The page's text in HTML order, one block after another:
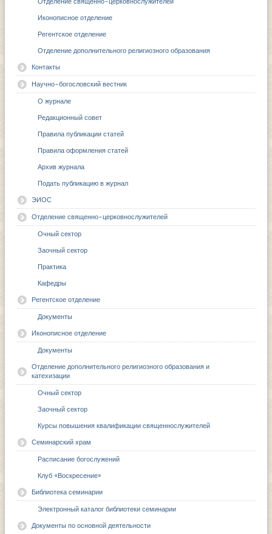
Отделение священно-церковнослужителей
Иконописное отделение
Регентское отделение
Отделение дополнительного религиозного образования
Контакты
Научно-богословский вестник
О журнале
Редакционный совет
Правила публикации статей
Правила оформления статей
Архив журнала
Подать публикацию в журнал
ЭИОС
Отделение священно-церковнослужителей
Очный сектор
Заочный сектор
Практика
Кафедры
Регентское отделение
Документы
Иконописное отделение
Документы
Отделение дополнительного религиозного образования и
катехизации
Очный сектор
Заочный сектор
Курсы повышения квалификации священнослужителей
Семинарский храм
Расписание богослужений
Клуб «Воскресение»
Библиотека семинарии
Электронный каталог библиотеки семинарии
Документы по основной деятельности